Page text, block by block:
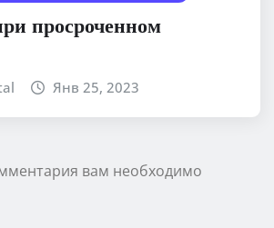
просроченном
Янв 25, 2023
вам необходимо